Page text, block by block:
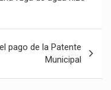
pago de la Patente
Municipal